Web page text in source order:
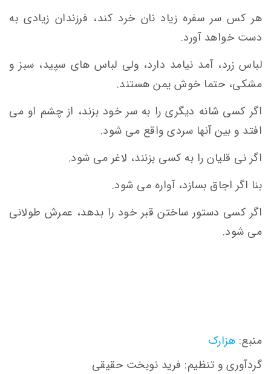
هر کس سر سفره زیاد نان خرد کند، فرزندان زیادی به
دست خواهد آورد.
لباس زرد، آمد نیامد دارد، ولی لباس های سپید، سبز و
مشکی، حتما خوش یمن هستند.
اگر کسی شانه دیگری را به سر خود بزند، از چشم او می
افتد و بین آنها سردی واقع می شود.
اگر نی قلیان را به کسی بزنند، لاغر می شود.
بنا اگر اجاق بسازد، آواره می شود.
اگر کسی دستور ساختن قبر خود را بدهد، عمرش طولانی
می شود.
منبع: هزارک
گردآوری و تنظیم: فرید نوبخت حقیقی